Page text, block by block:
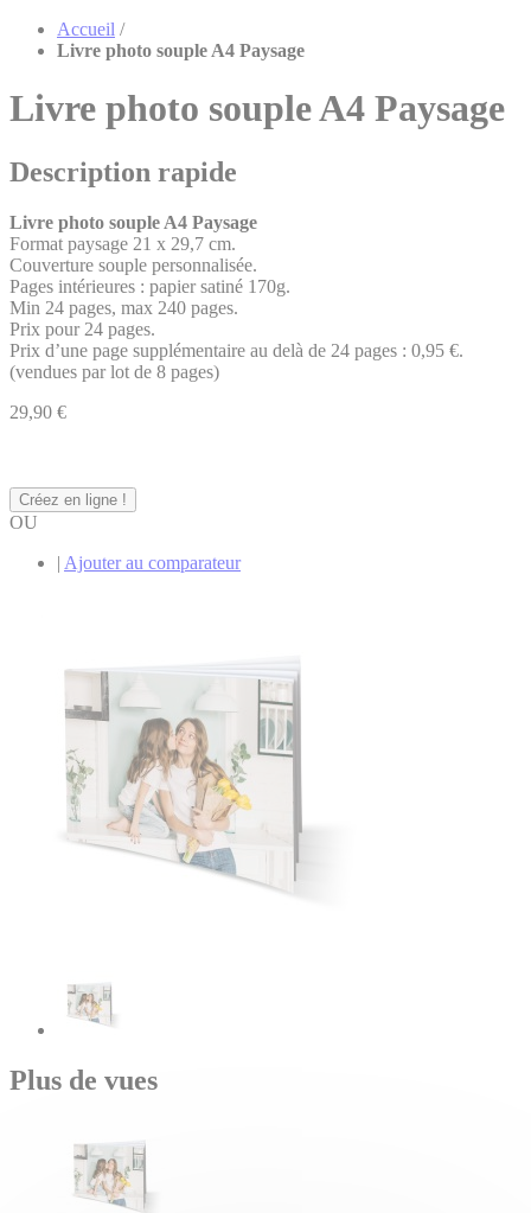
Accueil /
Livre photo souple A4 Paysage
Livre photo souple A4 Paysage
Description rapide
Livre photo souple A4 Paysage
Format paysage 21 x 29,7 cm.
Couverture souple personnalisée.
Pages intérieures : papier satiné 170g.
Min 24 pages, max 240 pages.
Prix pour 24 pages.
Prix d’une page supplémentaire au delà de 24 pages : 0,95 €.
(vendues par lot de 8 pages)
29,90 €
Créez en ligne !
OU
| Ajouter au comparateur
Plus de vues